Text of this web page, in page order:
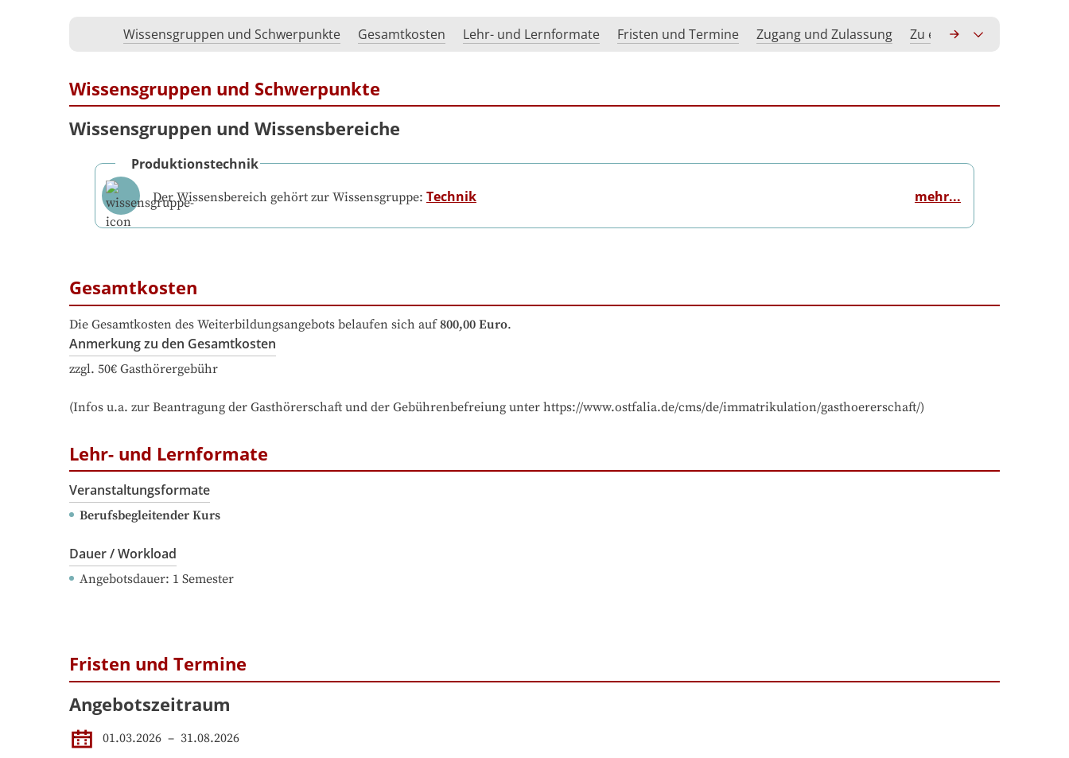
Wissensgruppen und Schwerpunkte Gesamtkosten Lehr- und Lernformate Fristen und Termine Zugang und Zulassung Zu erwerbende
Wissensgruppen und Schwerpunkte
Wissensgruppen und Wissensbereiche
Produktionstechnik
Der Wissensbereich gehört zur Wissensgruppe: Technik mehr...
Gesamtkosten
Die Gesamtkosten des Weiterbildungsangebots belaufen sich auf 800,00 Euro.
Anmerkung zu den Gesamtkosten
zzgl. 50€ Gasthörergebühr
(Infos u.a. zur Beantragung der Gasthörerschaft und der Gebührenbefreiung unter https://www.ostfalia.de/cms/de/immatrikulation/gasthoererschaft/)
Lehr- und Lernformate
Veranstaltungsformate
Berufsbegleitender Kurs
Dauer / Workload
Angebotsdauer: 1 Semester
Fristen und Termine
Angebotszeitraum
01.03.2026 – 31.08.2026